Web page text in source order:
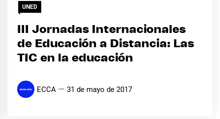
UNED
III Jornadas Internacionales
de Educación a Distancia: Las
TIC en la educación
ECCA 31 de mayo de 2017